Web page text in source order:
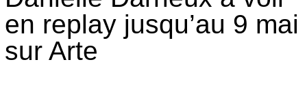
Actu : "La Nouvelle Vague"
S’abonner à la Lettre !
en replay jusqu’au 9 mai
sur Arte